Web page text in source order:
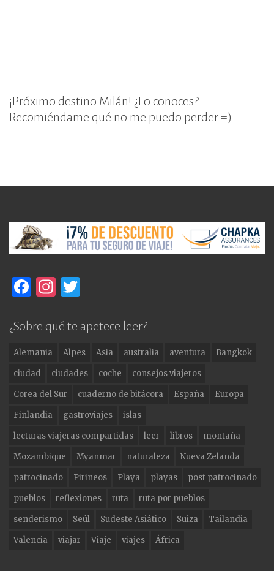
¡Próximo destino Milán! ¿Lo conoces?
Recomiéndame qué no me puedo perder =)
F
c
e
b
o
o
k
In
a
g
ra
m
it
te
r
¿Sobre qué te apetece leer?
Alemania Alpes Asia australia aventura
Bangkok
ciudad
ciudades coche
consejos viajeros
Corea del Sur
cuaderno de bitácora España
Europa
Finlandia
gastroviajes
islas
lecturas viajeras compartidas
leer libros
montaña
Mozambique
Myanmar naturaleza
Nueva Zelanda
patrocinado
Pirineos Playa playas
post patrocinado
pueblos
reflexiones ruta
ruta por pueblos
senderismo
Seúl Sudeste Asiático Suiza
Tailandia
Valencia
viajar Viaje viajes África